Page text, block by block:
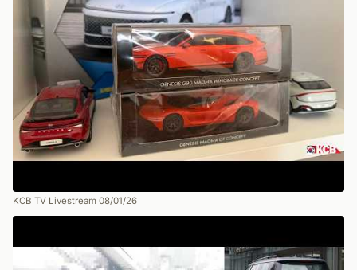
KCB TV Livestream 08/01/26